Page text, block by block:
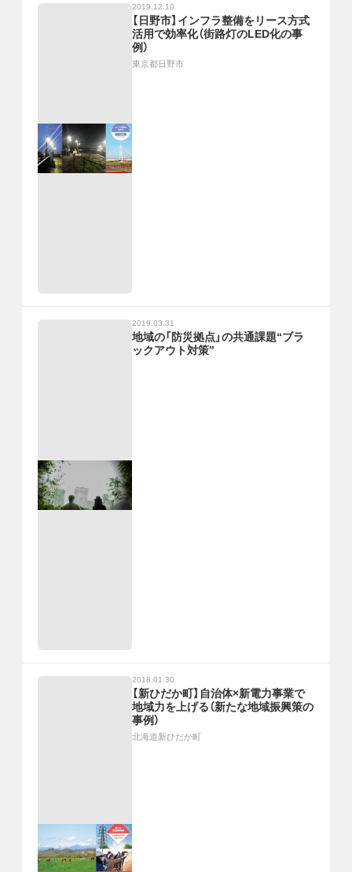
2019.12.10
【日野市】インフラ整備をリース方式
活用で効率化（街路灯のLED化の事
例）
東京都日野市
2019.03.31
地域の「防災拠点」の共通課題“ブラ
ックアウト対策”
2018.01.30
【新ひだか町】自治体×新電力事業で
地域力を上げる（新たな地域振興策の
事例）
北海道新ひだか町